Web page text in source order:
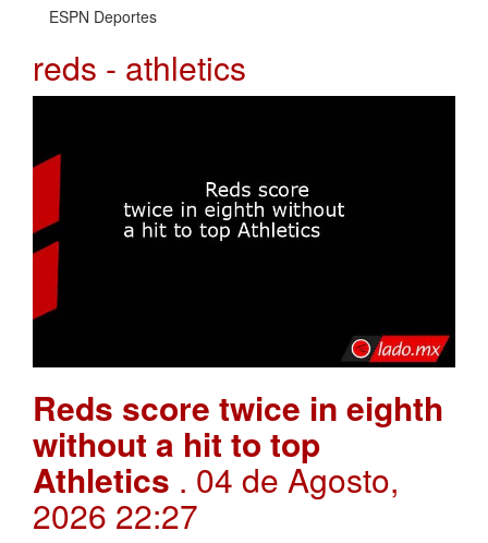
ESPN Deportes
reds - athletics
Reds score twice in eighth
without a hit to top
Athletics . 04 de Agosto,
2026 22:27